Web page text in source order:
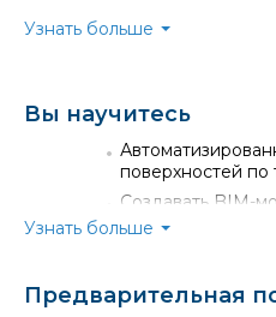
Курс предназначен для
НВК (Наружный водопровод
Узнать больше
Вы научитесь
поверхностей по
Создавать BIM-
Быстро оформлять планы и профили
средствами Civil
Узнать больше
Предварительная